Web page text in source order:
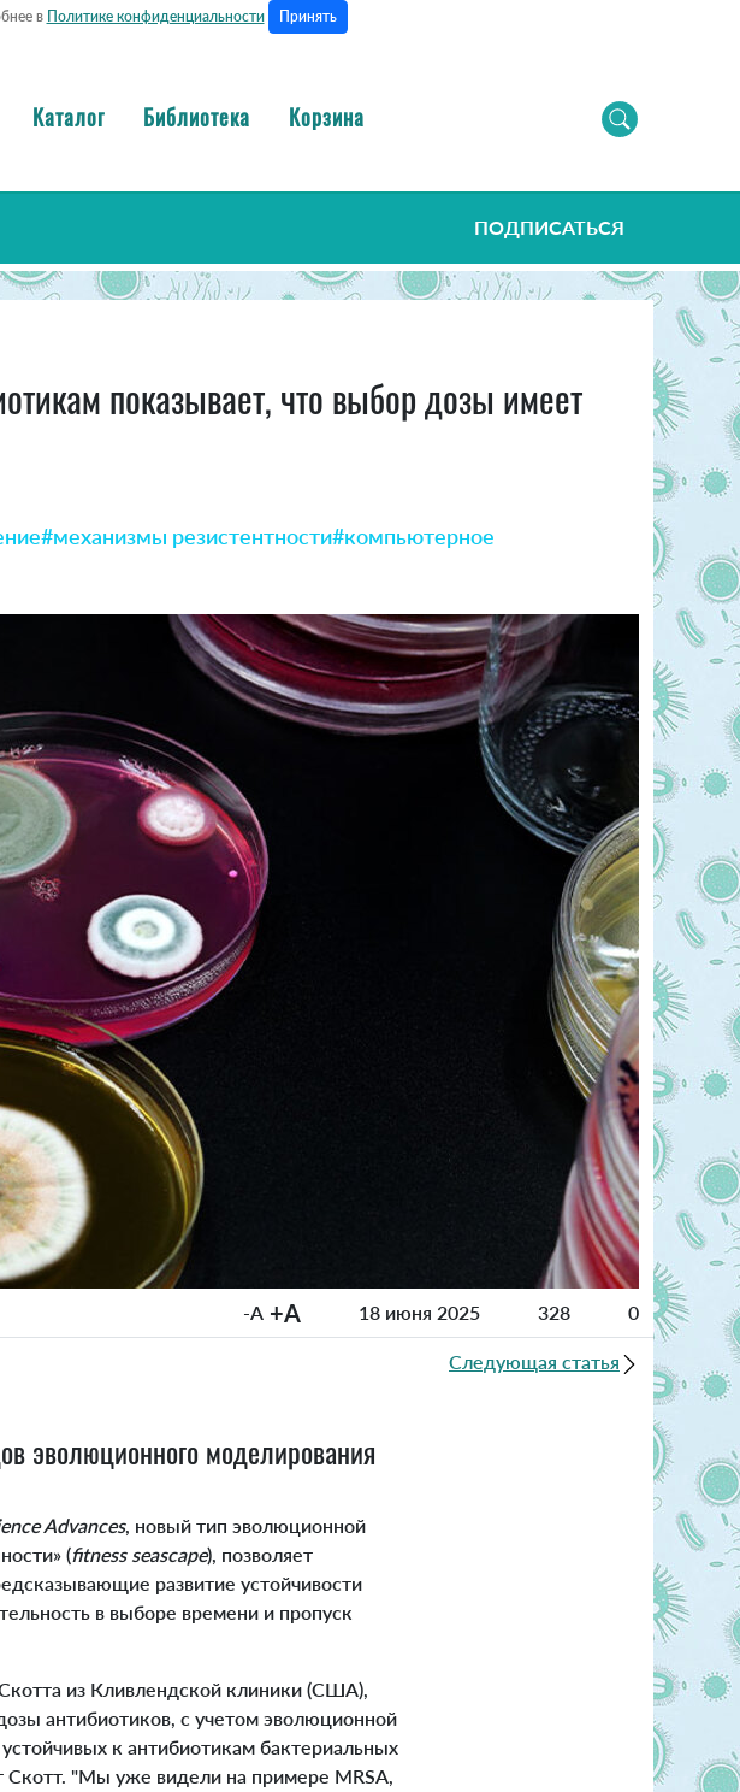
в Политике конфиденциальности Принять
Каталог Библиотека Корзина
ПОДПИСАТЬСЯ
показывает, что выбор дозы имеет
#механизмы резистентности#компьютерное
-A +A 18 июня 2025 328 0
Следующая статья
эволюционного моделирования
Advances, новый тип эволюционной
(fitness seascape), позволяет
развитие устойчивости
в выборе времени и пропуск
из Кливлендской клиники (США),
антибиотиков, с учетом эволюционной
к антибиотикам бактериальных
Скотт. "Мы уже видели на примере MRSA,